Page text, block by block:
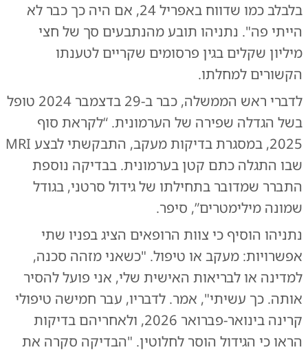
בלבלב כמו שדווח באפריל 24, אם היה כך כבר לא
הייתי פה". נתניהו תובע מהנתבעים סך של חצי
מיליון שקלים בגין פרסומים שקריים לטענתו
הקשורים למחלתו.
לדברי ראש הממשלה, כבר ב-29 בדצמבר 2024 טופל
בשל הגדלה שפירה של הערמונית. “לקראת סוף
2025, במסגרת בדיקות מעקב, התבקשתי לבצע MRI
שבו התגלה כתם קטן בערמונית. בבדיקה נוספת
התברר שמדובר בתחילתו של גידול סרטני, בגודל
שמונה מילימטרים”, סיפר.
נתניהו הוסיף כי צוות הרופאים הציג בפניו שתי
אפשרויות: מעקב או טיפול. "כשאני מזהה סכנה,
למדינה או לבריאות האישית שלי, אני פועל להסיר
אותה. כך עשיתי", אמר. לדבריו, עבר חמישה טיפולי
קרינה בינואר-פברואר 2026, ולאחריהם בדיקות
הראו כי הגידול הוסר לחלוטין. "הבדיקה סקרה את